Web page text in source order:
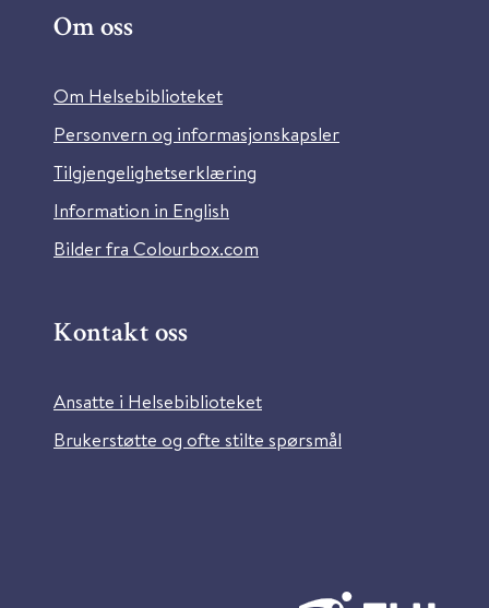
Om oss
Om Helsebiblioteket
Personvern og informasjonskapsler
Tilgjengelighetserklæring
Information in English
Bilder fra Colourbox.com
Kontakt oss
Ansatte i Helsebiblioteket
Brukerstøtte og ofte stilte spørsmål